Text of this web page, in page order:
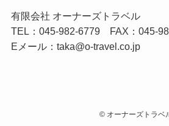
有限会社 オーナーズトラベル
TEL： 045-982-6779FAX：045-
Eメール： taka@o-travel.co.jp
©オーナーズトラベ